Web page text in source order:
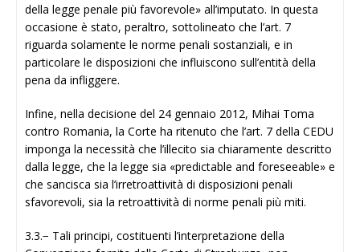
della legge penale più favorevole» all’imputato. In questa
occasione è stato, peraltro, sottolineato che l’art. 7
riguarda solamente le norme penali sostanziali, e in
particolare le disposizioni che influiscono sull’entità della
pena da infliggere.
Infine, nella decisione del 24 gennaio 2012, Mihai Toma
contro Romania, la Corte ha ritenuto che l’art. 7 della CEDU
imponga la necessità che l’illecito sia chiaramente descritto
dalla legge, che la legge sia «predictable and foreseeable» e
che sancisca sia l’irretroattività di disposizioni penali
sfavorevoli, sia la retroattività di norme penali più miti.
3.3.− Tali principi, costituenti l’interpretazione della